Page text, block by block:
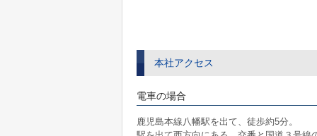
本社アクセス
電車の場合
鹿児島本線八幡駅を出て、徒歩約5分。